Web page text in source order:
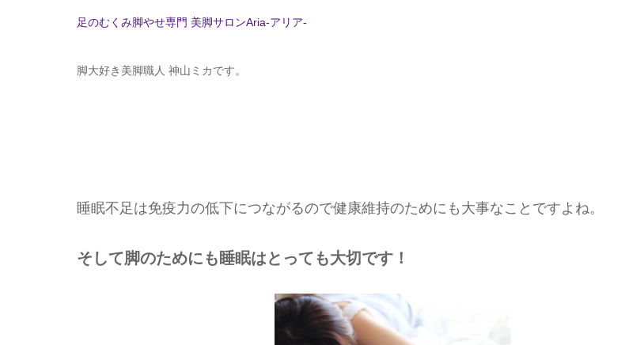
足のむくみ脚やせ専門 美脚サロンAria-アリア-
脚大好き美脚職人 神山ミカです。
睡眠不足は免疫力の低下につながるので健康維持のためにも大事なことですよね。
そして脚のためにも睡眠はとっても大切です！